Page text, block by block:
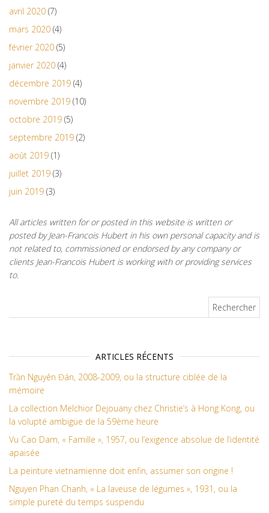
avril 2020 (7)
mars 2020 (4)
février 2020 (5)
janvier 2020 (4)
décembre 2019 (4)
novembre 2019 (10)
octobre 2019 (5)
septembre 2019 (2)
août 2019 (1)
juillet 2019 (3)
juin 2019 (3)
All articles written for or posted in this website is written or
posted by Jean-Francois Hubert in his own personal capacity and is
not related to, commissioned or endorsed by any company or
clients Jean-Francois Hubert is working with or providing services
to.
ARTICLES RÉCENTS
Trần Nguyên Đán, 2008-2009, ou la structure ciblée de la
mémoire
La collection Melchior Dejouany chez Christie’s à Hong Kong, ou
la volupté ambigüe de la 59ème heure
Vu Cao Dam, « Famille », 1957, ou l’exigence absolue de l’identité
apaisée
La peinture vietnamienne doit enfin, assumer son origine !
Nguyen Phan Chanh, « La laveuse de légumes », 1931, ou la
simple pureté du temps suspendu